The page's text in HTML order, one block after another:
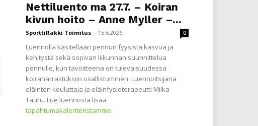
Nettiluento ma 27.7. – Koiran
kivun hoito – Anne Myller –...
SporttiRakki Toimitus - 15.6.2026 0
Luennolla käsitellään pennun fyysistä kasvua ja
kehitystä sekä sopivan liikunnan suunnittelua
pennulle, kun tavoitteena on tulevaisuudessa
koiraharrastuksiin osallistuminen. Luennoitsijana
eläinten kouluttaja ja eläinfysioterapeutti Milka
Tauru. Lue luennosta lisää
tapahtumakalenteristamme.